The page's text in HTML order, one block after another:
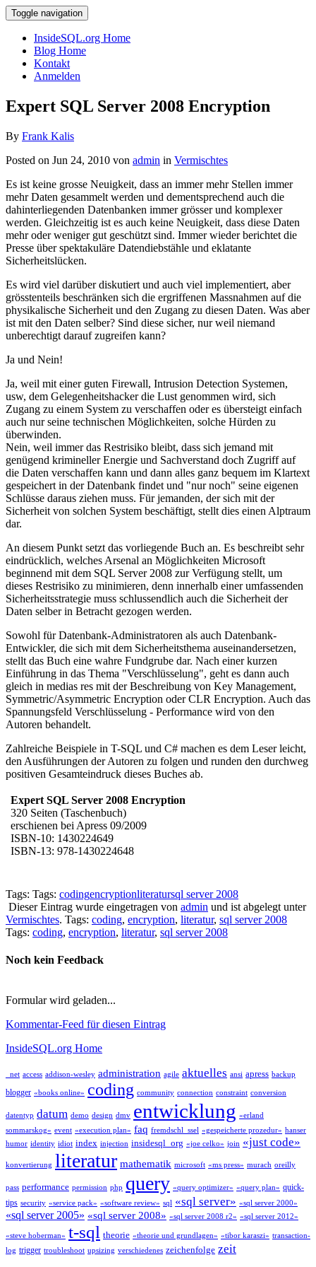
Toggle navigation
InsideSQL.org Home
Blog Home
Kontakt
Anmelden
Expert SQL Server 2008 Encryption
By Frank Kalis
Posted on Jun 24, 2010 von admin in Vermischtes
Es ist keine grosse Neuigkeit, dass an immer mehr Stellen immer
mehr Daten gesammelt werden und dementsprechend auch die
dahinterliegenden Datenbanken immer grösser und komplexer
werden. Gleichzeitig ist es auch keine Neuigkeit, dass diese Daten
mehr oder weniger gut geschützt sind. Immer wieder berichtet die
Presse über spektakuläre Datendiebstähle und eklatante
Sicherheitslücken.
Es wird viel darüber diskutiert und auch viel implementiert, aber
grösstenteils beschränken sich die ergriffenen Massnahmen auf die
physikalische Sicherheit und den Zugang zu diesen Daten. Was aber
ist mit den Daten selber? Sind diese sicher, nur weil niemand
unberechtigt darauf zugreifen kann?
Ja und Nein!
Ja, weil mit einer guten Firewall, Intrusion Detection Systemen,
usw, dem Gelegenheitshacker die Lust genommen wird, sich
Zugang zu einem System zu verschaffen oder es übersteigt einfach
auch nur seine technischen Möglichkeiten, solche Hürden zu
überwinden.
Nein, weil immer das Restrisiko bleibt, dass sich jemand mit
genügend krimineller Energie und Sachverstand doch Zugriff auf
die Daten verschaffen kann und dann alles ganz bequem im Klartext
gespeichert in der Datenbank findet und "nur noch" seine eigenen
Schlüsse daraus ziehen muss. Für jemanden, der sich mit der
Sicherheit von solchen System beschäftigt, stellt dies einen Alptraum
dar.
An diesem Punkt setzt das vorliegende Buch an. Es beschreibt sehr
eindrücklich, welches Arsenal an Möglichkeiten Microsoft
beginnend mit dem SQL Server 2008 zur Verfügung stellt, um
dieses Restrisiko zu minimieren, denn innerhalb einer umfassenden
Sicherheitsstrategie muss schlussendlich auch die Sicherheit der
Daten selber in Betracht gezogen werden.
Sowohl für Datenbank-Administratoren als auch Datenbank-
Entwickler, die sich mit dem Sicherheitsthema auseinandersetzen,
stellt das Buch eine wahre Fundgrube dar. Nach einer kurzen
Einführung in das Thema "Verschlüsselung", geht es dann auch
gleich in medias res mit der Beschreibung von Key Management,
Symmetric/Asymmetric Encryption oder CLR Encryption. Auch das
Spannungsfeld Verschlüsselung - Performance wird von den
Autoren behandelt.
Zahlreiche Beispiele in T-SQL und C# machen es dem Leser leicht,
den Ausführungen der Autoren zu folgen und runden den durchweg
positiven Gesamteindruck dieses Buches ab.
Expert SQL Server 2008 Encryption
320 Seiten (Taschenbuch)
erschienen bei Apress 09/2009
ISBN-10: 1430224649
ISBN-13: 978-1430224648
Tags: Tags: codingencryptionliteratursql server 2008
Dieser Eintrag wurde eingetragen von admin und ist abgelegt unter
Vermischtes. Tags: coding, encryption, literatur, sql server 2008
Tags: coding, encryption, literatur, sql server 2008
Noch kein Feedback
Formular wird geladen...
Kommentar-Feed für diesen Eintrag
InsideSQL.org Home
_net access addison-wesley administration agile aktuelles ansi apress backup
blogger «books online» coding community connection constraint conversion
datentyp datum demo design dmv entwicklung «erland
sommarskog» event «execution plan» faq fremdschl_ssel «gespeicherte prozedur» hanser
humor identity idiot index injection insidesql_org «joe celko» join «just code»
konvertierung literatur mathematik microsoft «ms press» murach oreilly
pass performance permission php query «query optimizer» «query plan» quick-
tips security «service pack» «software review» sql «sql server» «sql server 2000»
«sql server 2005» «sql server 2008» «sql server 2008 r2» «sql server 2012»
«steve hoberman» t-sql theorie «theorie und grundlagen» «tibor karaszi» transaction-
log trigger troubleshoot upsizing verschiedenes zeichenfolge zeit